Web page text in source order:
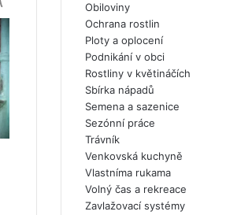
Obiloviny
Ochrana rostlin
Ploty a oplocení
Podnikání v obci
Rostliny v květináčích
Sbírka nápadů
Semena a sazenice
Sezónní práce
Trávník
Venkovská kuchyně
Vlastníma rukama
Volný čas a rekreace
Zavlažovací systémy